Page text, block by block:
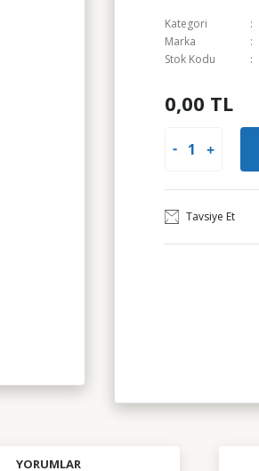
Kategori
Marka
Stok Kodu
0,00 TL
Tavsiye Et
YORUMLAR